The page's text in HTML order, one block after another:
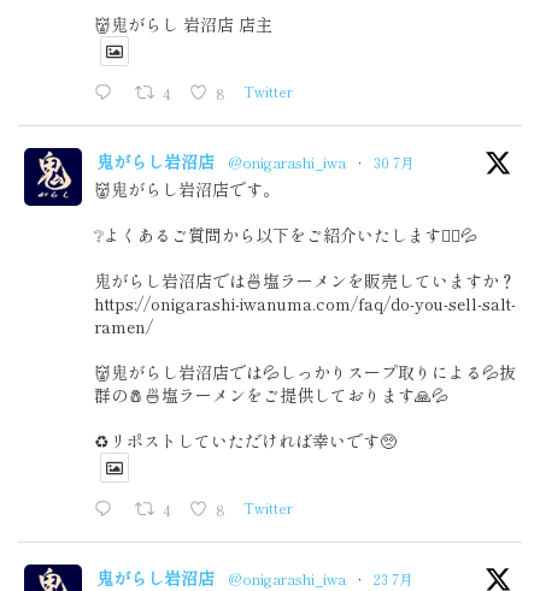
👹鬼がらし 岩沼店 店主
4 8 Twitter
鬼がらし岩沼店 @onigarashi_iwa · 30 7月
👹鬼がらし岩沼店です。
❔よくあるご質問から以下をご紹介いたします🙇‍♂️💦
鬼がらし岩沼店では🍜塩ラーメンを販売していますか？
https://onigarashi-iwanuma.com/faq/do-you-sell-salt-
ramen/
👹鬼がらし岩沼店では💦しっかりスープ取りによる💦抜
群の🧂🍜塩ラーメンをご提供しております🙏💦
♻️リポストしていただければ幸いです🥺
4 8 Twitter
鬼がらし岩沼店 @onigarashi_iwa · 23 7月